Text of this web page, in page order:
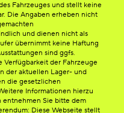
Fahrzeuges und stellt keine
Die Angaben erheben nicht
und dienen nicht als
übernimmt keine Haftung
sind ggfs.
Verfügbarkeit der Fahrzeuge
der aktuellen Lager- und
die gesetzlichen
Informationen hierzu
entnehmen Sie bitte dem
Diese Webseite stellt